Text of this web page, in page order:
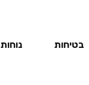
בטיחות נוחות